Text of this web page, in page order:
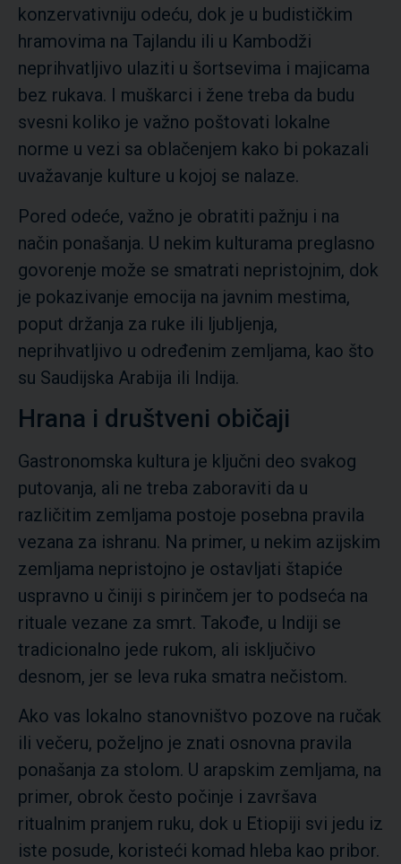
konzervativniju odeću, dok je u budističkim
hramovima na Tajlandu ili u Kambodži
neprihvatljivo ulaziti u šortsevima i majicama
bez rukava. I muškarci i žene treba da budu
svesni koliko je važno poštovati lokalne
norme u vezi sa oblačenjem kako bi pokazali
uvažavanje kulture u kojoj se nalaze.
Pored odeće, važno je obratiti pažnju i na
način ponašanja. U nekim kulturama preglasno
govorenje može se smatrati nepristojnim, dok
je pokazivanje emocija na javnim mestima,
poput držanja za ruke ili ljubljenja,
neprihvatljivo u određenim zemljama, kao što
su Saudijska Arabija ili Indija.
Hrana i društveni običaji
Gastronomska kultura je ključni deo svakog
putovanja, ali ne treba zaboraviti da u
različitim zemljama postoje posebna pravila
vezana za ishranu. Na primer, u nekim azijskim
zemljama nepristojno je ostavljati štapiće
uspravno u činiji s pirinčem jer to podseća na
rituale vezane za smrt. Takođe, u Indiji se
tradicionalno jede rukom, ali isključivo
desnom, jer se leva ruka smatra nečistom.
Ako vas lokalno stanovništvo pozove na ručak
ili večeru, poželjno je znati osnovna pravila
ponašanja za stolom. U arapskim zemljama, na
primer, obrok često počinje i završava
ritualnim pranjem ruku, dok u Etiopiji svi jedu iz
iste posude, koristeći komad hleba kao pribor.